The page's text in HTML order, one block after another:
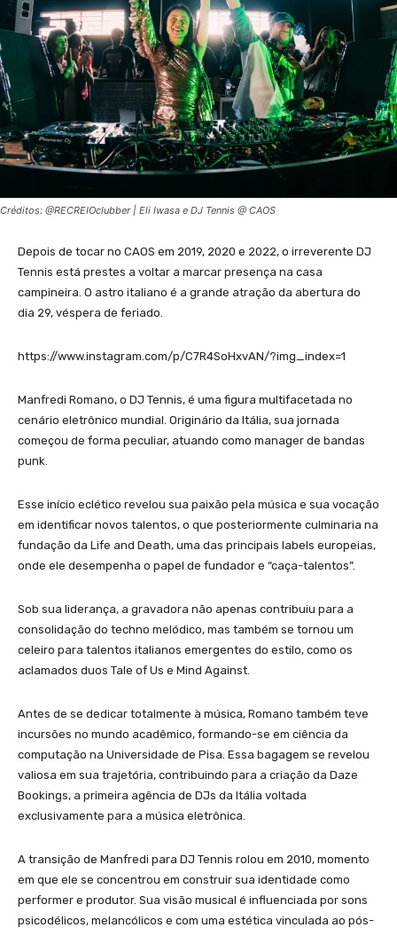
Créditos: @RECREIOclubber | Eli Iwasa e DJ Tennis @ CAOS
Depois de tocar no CAOS em 2019, 2020 e 2022, o irreverente DJ
Tennis está prestes a voltar a marcar presença na casa
campineira. O astro italiano é a grande atração da abertura do
dia 29, véspera de feriado.
https://www.instagram.com/p/C7R4SoHxvAN/?img_index=1
Manfredi Romano, o DJ Tennis, é uma figura multifacetada no
cenário eletrônico mundial. Originário da Itália, sua jornada
começou de forma peculiar, atuando como manager de bandas
punk.
Esse início eclético revelou sua paixão pela música e sua vocação
em identificar novos talentos, o que posteriormente culminaria na
fundação da Life and Death, uma das principais labels europeias,
onde ele desempenha o papel de fundador e “caça-talentos”.
Sob sua liderança, a gravadora não apenas contribuiu para a
consolidação do techno melódico, mas também se tornou um
celeiro para talentos italianos emergentes do estilo, como os
aclamados duos Tale of Us e Mind Against.
Antes de se dedicar totalmente à música, Romano também teve
incursões no mundo acadêmico, formando-se em ciência da
computação na Universidade de Pisa. Essa bagagem se revelou
valiosa em sua trajetória, contribuindo para a criação da Daze
Bookings, a primeira agência de DJs da Itália voltada
exclusivamente para a música eletrônica.
A transição de Manfredi para DJ Tennis rolou em 2010, momento
em que ele se concentrou em construir sua identidade como
performer e produtor. Sua visão musical é influenciada por sons
psicodélicos, melancólicos e com uma estética vinculada ao pós-